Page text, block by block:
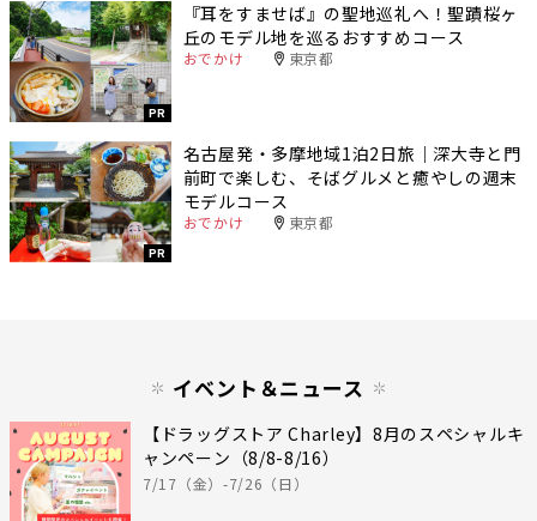
PR
『耳をすませば』の聖地巡礼へ！聖蹟桜ヶ
丘のモデル地を巡るおすすめコース
おでかけ 東京都
PR
名古屋発・多摩地域1泊2日旅｜深大寺と門
前町で楽しむ、そばグルメと癒やしの週末
モデルコース
おでかけ 東京都
イベント＆ニュース
【ドラッグストア Charley】8月のスペシャルキ
ャンペーン（8/8-8/16）
7/17（金）-7/26（日）